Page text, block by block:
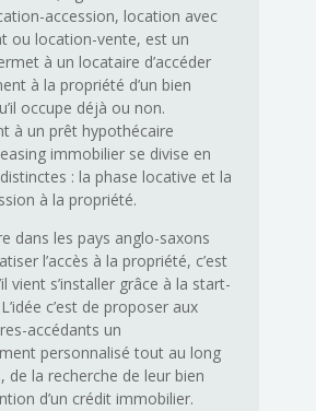
accession, location avec
ou location-vente, est un
à un locataire d’accéder
à la propriété d’un bien
occupe déjà ou non.
à un prêt hypothécaire
immobilier se divise en
: la phase locative et la
à la propriété.
dans les pays anglo-saxons
l’accès à la propriété, c’est
vient s’installer grâce à la start-
c’est de proposer aux
accédants un
personnalisé tout au long
de la recherche de leur bien
d’un crédit immobilier.